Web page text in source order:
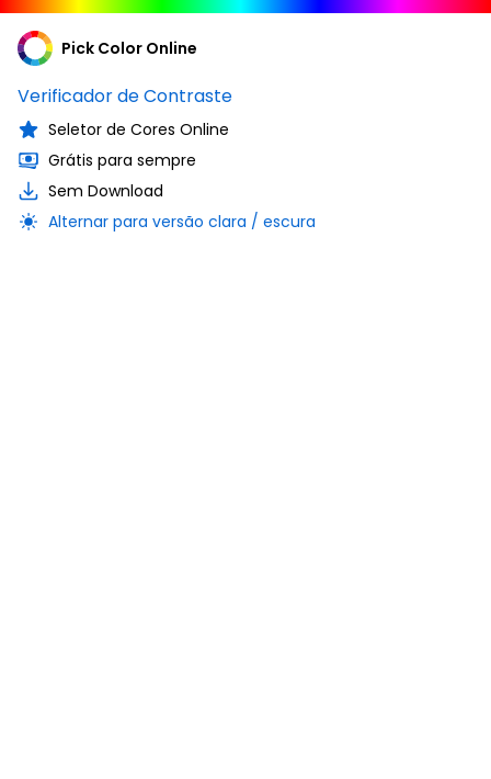
Pick Color Online
Verificador de Contraste
Seletor de Cores Online
Grátis para sempre
Sem Download
Alternar para versão clara / escura